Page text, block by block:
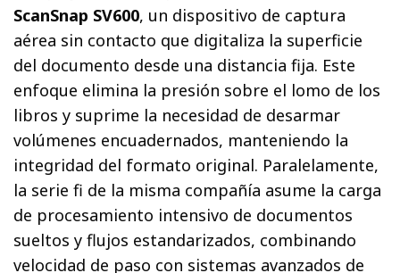
ScanSnap SV600, un dispositivo de captura
aérea sin contacto que digitaliza la superficie
del documento desde una distancia fija. Este
enfoque elimina la presión sobre el lomo de los
libros y suprime la necesidad de desarmar
volúmenes encuadernados, manteniendo la
integridad del formato original. Paralelamente,
la serie fi de la misma compañía asume la carga
de procesamiento intensivo de documentos
sueltos y flujos estandarizados, combinando
velocidad de paso con sistemas avanzados de